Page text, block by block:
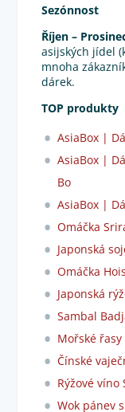
Sezónnost
Říjen –
asijských jídel
mnoha
dárek.
TOP produkty
AsiaBox |
AsiaBox |
Bo
AsiaBox |
Omáčka
Japonská
Omáčka
Japonská
Sambal
Mořské
Čínské
Rýžové víno
Wok pánev